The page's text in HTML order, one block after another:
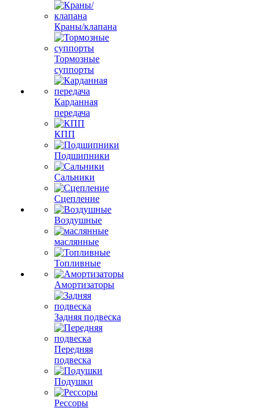
Краны/клапана
Тормозные
суппорты
Карданная
передача
КПП
Подшипники
Сальники
Сцепление
Воздушные
маслянные
Топливные
Амортизаторы
Задняя подвеска
Передняя
подвеска
Подушки
Рессоры